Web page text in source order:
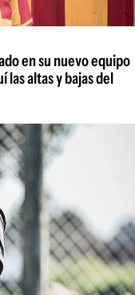
en su nuevo equipo
las altas y bajas del